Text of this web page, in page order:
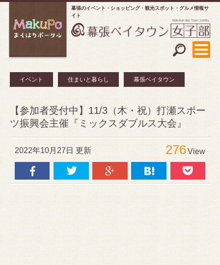
幕張のイベント・ショッピング
観光スポット・グルメ情報サ
イト
イベント 住まいと暮らし 幕張ベイタウン
【参加者受付中】11/3（木・祝）打瀬スポー
ツ振興会主催『ミックスダブルス大会』
2022年10月27日 更新 276View